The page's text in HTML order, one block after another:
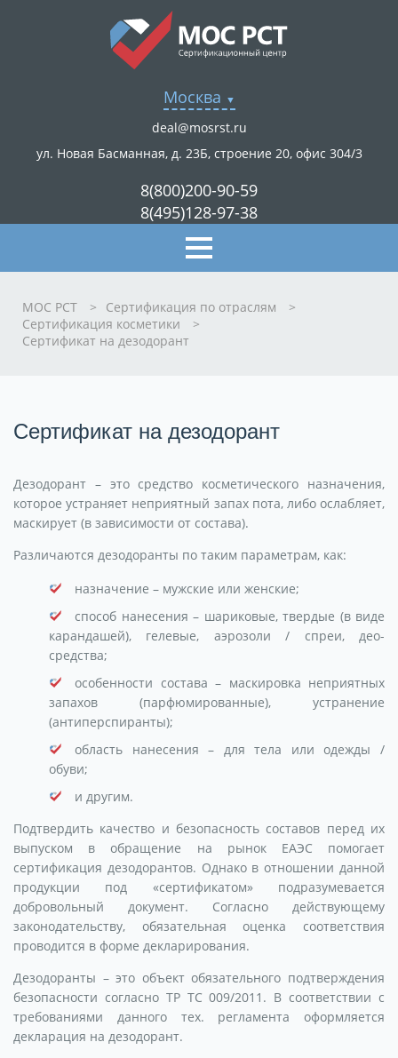
Москва
deal@mosrst.ru
ул. Новая Басманная, д. 23Б, строение 20, офис 304/3
8(800)200-90-59
8(495)128-97-38
МОС РСТ > Сертификация по отраслям
>
Сертификация косметики
>
Сертификат на дезодорант
Сертификат на дезодорант
Дезодорант – это средство косметического назначения,
которое устраняет неприятный запах пота, либо ослабляет,
маскирует (в зависимости от состава).
Различаются дезодоранты по таким параметрам, как:
назначение – мужские или женские;
способ нанесения – шариковые, твердые (в виде
карандашей), гелевые, аэрозоли / спреи, део-
средства;
особенности состава – маскировка неприятных
запахов (парфюмированные), устранение
(антиперспиранты);
область нанесения – для тела или одежды /
обуви;
и другим.
Подтвердить качество и безопасность составов перед их
выпуском в обращение на рынок ЕАЭС помогает
сертификация дезодорантов. Однако в отношении данной
продукции под «сертификатом» подразумевается
добровольный документ. Согласно действующему
законодательству, обязательная оценка соответствия
проводится в форме декларирования.
Дезодоранты – это объект обязательного подтверждения
безопасности согласно ТР ТС 009/2011. В соответствии с
требованиями данного тех. регламента оформляется
декларация на дезодорант.